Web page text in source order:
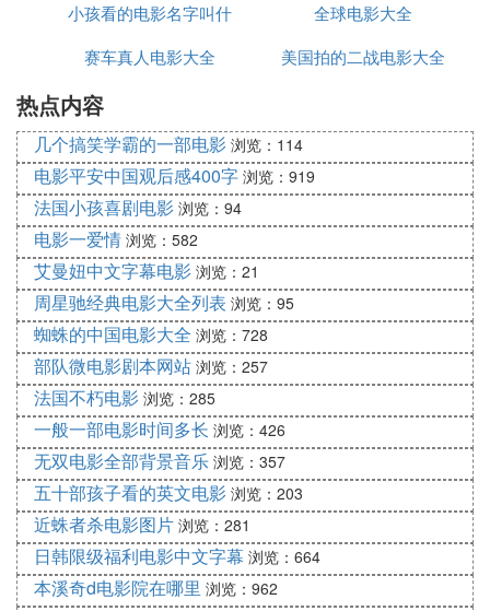
（又译星光伴我心），《海上钢琴师》（又译声光伴
我飞），《西西里的美丽传说》（又译真爱伴我
找三部曲”。导演运用了一种相同的叙事结构——“回
到”，让我们不断穿梭于“现在”与“过去”之间。
[编辑本段]1.基本信息
更多中文片名 1900海上钢琴师 声光伴我飞 一九零零
的传奇
更多外文片名 The Legend of the Pianist on the Oce
an .....(USA) The Legend of 1900
影片类型 奇幻 / 剧情 /音乐
片长 160分钟/法国：120分钟
国家/地区 意大利
对白语言 英语 法语
色彩 彩色 混音杜比数码环绕声
评级 Rated R for language.
级别 Singapore:PG Argentina:Atp Portugal:M/12 Au
stralia:M UK:15 Finland:S France:U USA:R Italy:T G
ermany:6 Netherlands:AL Hong Kong:IIA Switzerlan
d:7
制作成本 9000000 (estimated)
版权所有 Mesa, 1999 (on print)
小孩看的电影名字叫什
么
全球电影大全
赛车真人电影大全
美国拍的二战电影大全
热点内容
几个搞笑学霸的一部电影 浏览：114
电影平安中国观后感400字 浏览：919
法国小孩喜剧电影 浏览：94
电影一爱情 浏览：582
艾曼妞中文字幕电影 浏览：21
周星驰经典电影大全列表 浏览：95
蜘蛛的中国电影大全 浏览：728
部队微电影剧本网站 浏览：257
法国不朽电影 浏览：285
一般一部电影时间多长 浏览：426
无双电影全部背景音乐 浏览：357
五十部孩子看的英文电影 浏览：203
近蛛者杀电影图片 浏览：281
日韩限级福利电影中文字幕 浏览：664
本溪奇d电影院在哪里 浏览：962